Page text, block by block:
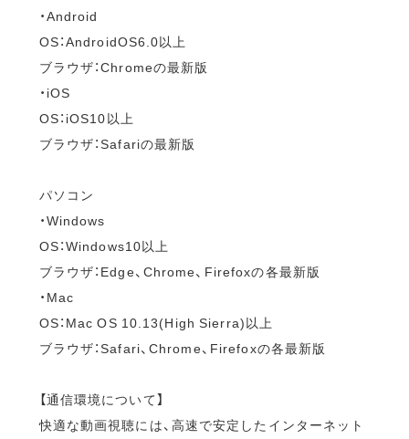
・Android
OS：AndroidOS6.0以上
ブラウザ：Chromeの最新版
・iOS
OS：iOS10以上
ブラウザ：Safariの最新版
パソコン
・Windows
OS：Windows10以上
ブラウザ：Edge、Chrome、Firefoxの各最新版
・Mac
OS：Mac OS 10.13(High Sierra)以上
ブラウザ：Safari、Chrome、Firefoxの各最新版
【通信環境について】
快適な動画視聴には、高速で安定したインターネット